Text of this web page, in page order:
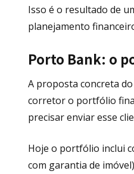
Isso é o resultado de
planejamento
Porto Bank: o
A proposta concreta
corretor o portfólio
precisar enviar esse
Hoje o portfólio inclui
com garantia de